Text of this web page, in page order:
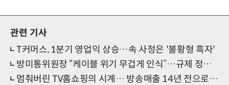
관련 기사
T커머스, 1분기 영업익 상승…속 사정은 '불황형 흑자'
방미통위원장 “케이블 위기 무겁게 인식”…규제 정비·지역 미디어 지원 약속
멈춰버린 TV홈쇼핑의 시계… 방송매출 14년 전으로 추락